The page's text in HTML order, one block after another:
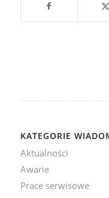
KATEGORIE
Aktualności
Awarie
Prace serwisowe